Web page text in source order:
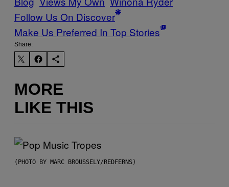
Follow Us On Discover
Make Us Preferred In Top Stories
Share:
MORE
LIKE THIS
(PHOTO BY MARC BROUSSELY/REDFERNS)